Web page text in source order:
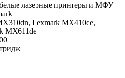
лазерные принтеры и МФУ
Lexmark MX410de,
MX611de